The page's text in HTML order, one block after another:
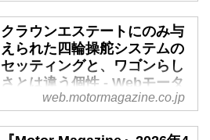
およそ10年ぶりにフルモデルチェ
ンジが実施されたアウディのA4
改めA5。時に等しくBMWの3シ
リーズも2度目のマイナーチェン
ジ（LCI）が行われた。そんな両
雄の最新にして最主力といえるガ
ソリングレードを乗り比べてみ
クラウンエステートにのみ与
えられた四輪操舵システムの
セッティングと、ワゴンらし
さとは違う個性 - Webモータ
ーマガジン
2022年7月に新型クラウンシリー
web.motormagazine.co.jp